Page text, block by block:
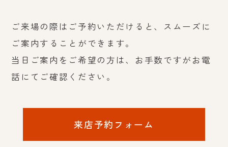
ご来場の際はご予約いただけると、スムーズに
ご案内することができます。
当日ご案内をご希望の方は、お手数ですがお電
話にてご確認ください。
来店予約フォーム